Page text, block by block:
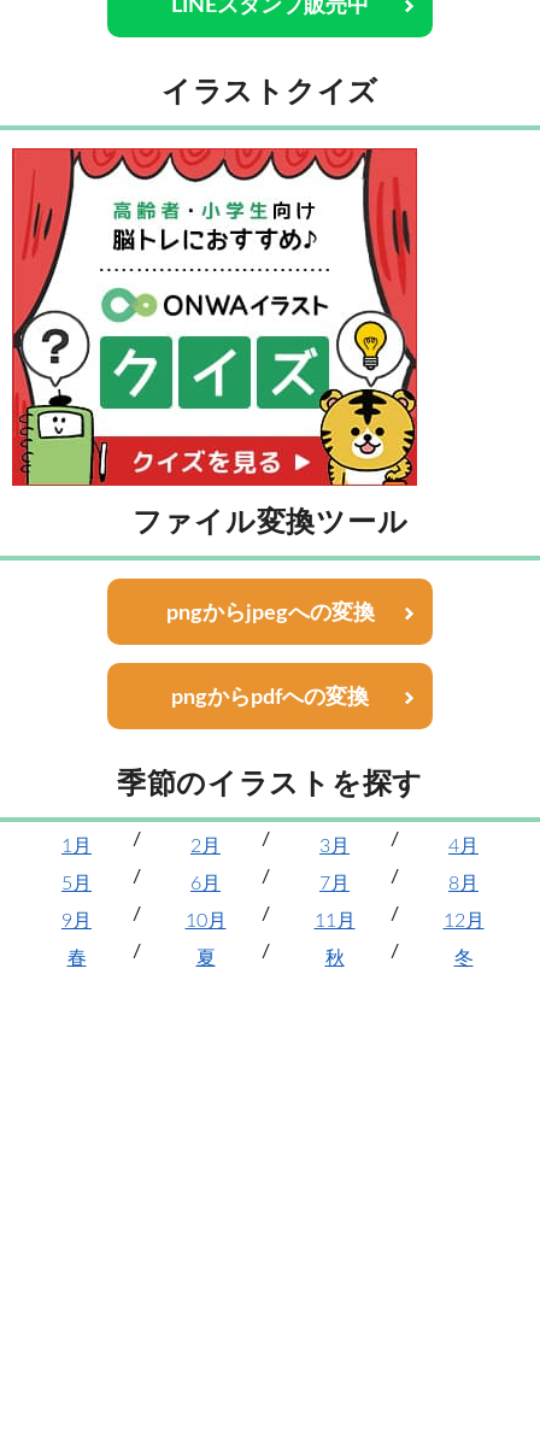
LINEスタンプ販売中
イラストクイズ
ファイル変換ツール
pngからjpegへの変換
pngからpdfへの変換
季節のイラストを探す
1月 2月 3月
4月
5月
6月 7月
8月
9月
10月 11月
12月
春
夏 秋 冬